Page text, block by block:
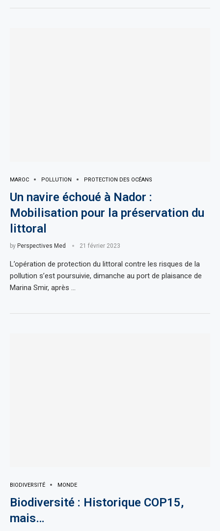
MAROC POLLUTION PROTECTION DES OCÉANS
Un navire échoué à Nador :
Mobilisation pour la préservation du
littoral
by Perspectives Med 21 février 2023
L’opération de protection du littoral contre les risques de la
pollution s’est poursuivie, dimanche au port de plaisance de
Marina Smir, après …
BIODIVERSITÉ MONDE
Biodiversité : Historique COP15,
mais…